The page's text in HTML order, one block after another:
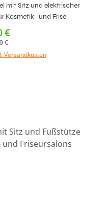
mit Sitz und elektrischer
Kosmetik- und Frise
€
€
Versandkosten